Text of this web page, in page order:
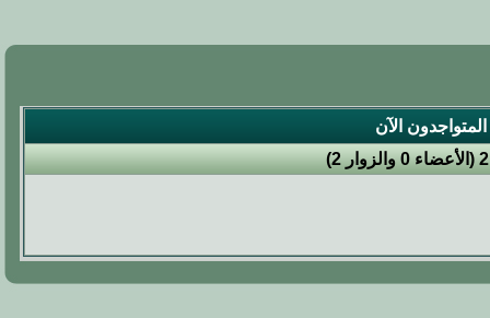
المتواجدون الآن
2 (الأعضاء 0 والزوار 2)